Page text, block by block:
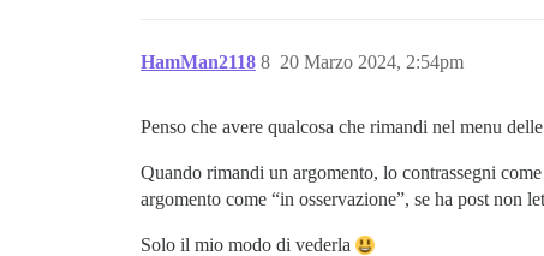
HamMan2118 20 Marzo 2024, 2:54pm
8
Penso che avere qualcosa che rimandi nel menu
Quando rimandi un argomento, lo contrassegni
argomento come “in osservazione”, se ha post non
Solo il mio modo di vederla